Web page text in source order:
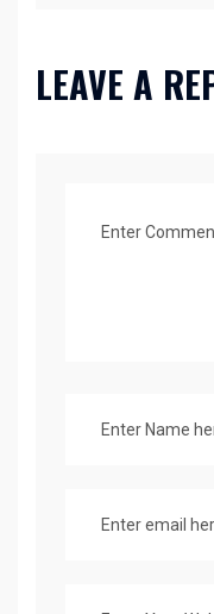
LEAVE A